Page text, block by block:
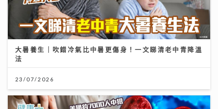
大暑養生｜吹錯冷氣比中暑更傷身！一文睇清老中青降溫
法
23/07/2026